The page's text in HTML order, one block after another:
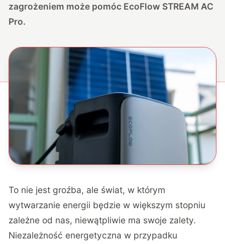
zagrożeniem może pomóc EcoFlow STREAM AC
Pro.
To nie jest groźba, ale świat, w którym
wytwarzanie energii będzie w większym stopniu
zależne od nas, niewątpliwie ma swoje zalety.
Niezależność energetyczna w przypadku